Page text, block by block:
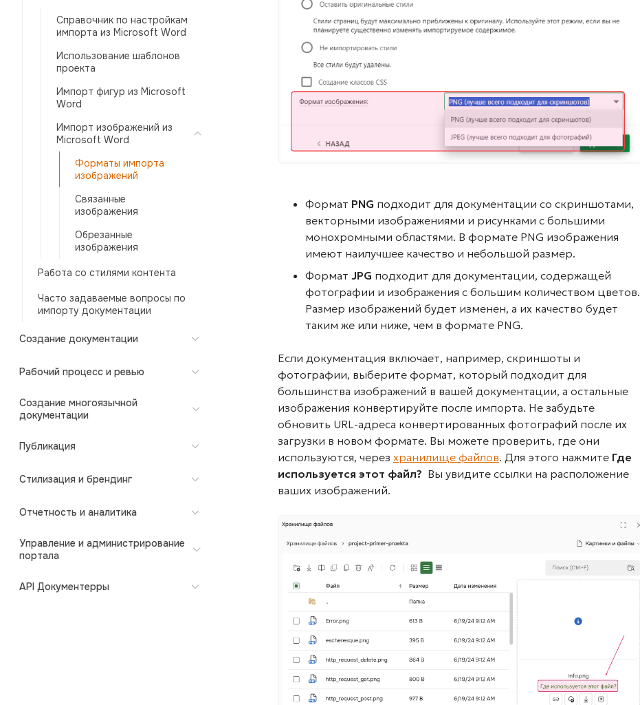
Справочник по настройкам
импорта из Microsoft Word
Использование шаблонов
проекта
Импорт фигур из Microsoft
Word
Импорт изображений из
Microsoft Word
Форматы импорта
изображений
Связанные
изображения
Обрезанные
изображения
Работа со стилями контента
Часто задаваемые вопросы по
импорту документации
Создание документации
Рабочий процесс и ревью
Создание многоязычной
документации
Публикация
Стилизация и брендинг
Отчетность и аналитика
Управление и администрирование
портала
API Документерры
Формат PNG подходит для документации со скриншотами,
векторными изображениями и рисунками с большими
монохромными областями. В формате PNG изображения
имеют наилучшее качество и небольшой размер.
Формат JPG подходит для документации, содержащей
фотографии и изображения с большим количеством цветов.
Размер изображений будет изменен, а их качество будет
таким же или ниже, чем в формате PNG.
Если документация включает, например, скриншоты и
фотографии, выберите формат, который подходит для
большинства изображений в вашей документации, а остальные
изображения конвертируйте после импорта. Не забудьте
обновить URL-адреса конвертированных фотографий после их
загрузки в новом формате. Вы можете проверить, где они
используются, через хранилище файлов. Для этого нажмите Где
используется этот файл? Вы увидите ссылки на расположение
ваших изображений.